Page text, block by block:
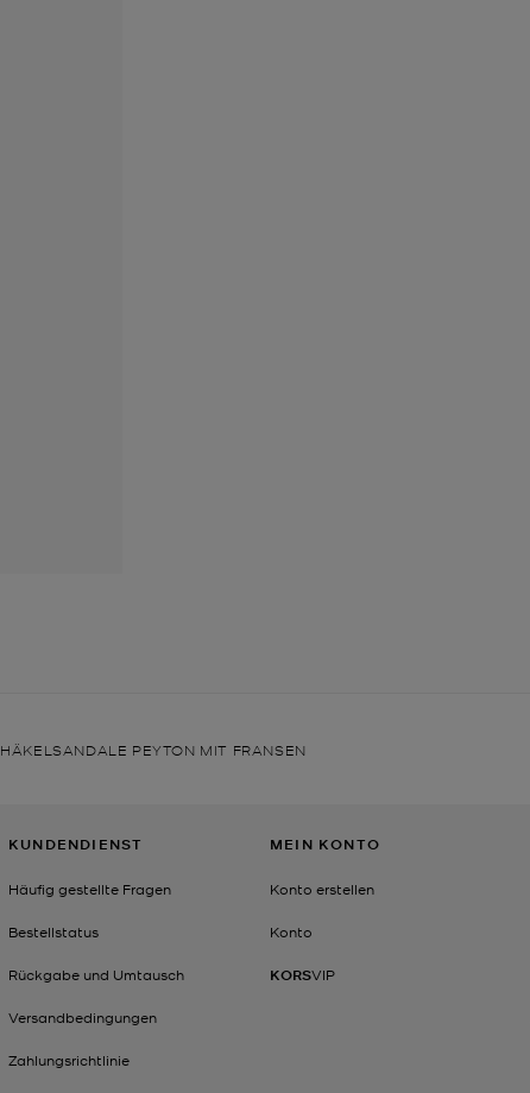
HÄKELSANDALE PEYTON MIT FRANSEN
KUNDENDIENST
Häufig gestellte Fragen
Bestellstatus
Rückgabe und Umtausch
Versandbedingungen
Zahlungsrichtlinie
MEIN KONTO
Konto erstellen
Konto
KORSVIP